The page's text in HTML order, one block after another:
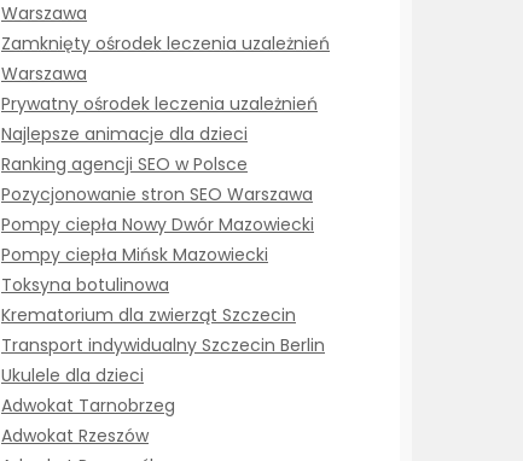
Warszawa
Zamknięty ośrodek leczenia uzależnień
Warszawa
Prywatny ośrodek leczenia uzależnień
Najlepsze animacje dla dzieci
Ranking agencji SEO w Polsce
Pozycjonowanie stron SEO Warszawa
Pompy ciepła Nowy Dwór Mazowiecki
Pompy ciepła Mińsk Mazowiecki
Toksyna botulinowa
Krematorium dla zwierząt Szczecin
Transport indywidualny Szczecin Berlin
Ukulele dla dzieci
Adwokat Tarnobrzeg
Adwokat Rzeszów